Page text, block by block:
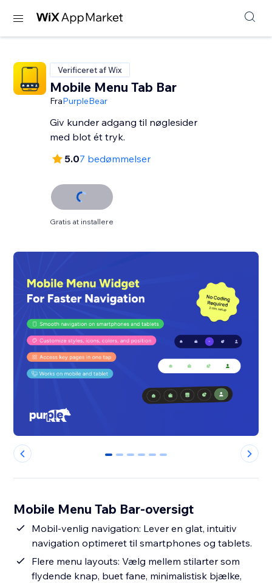
Verificeret af Wix
Mobile Menu Tab Bar
FraPurpleBear
Giv kunder adgang til nøglesider
med blot ét tryk.
5.07 bedømmelser
Gratis at installere
0 1 2 3 4 5
Mobile Menu Tab Bar-oversigt
Mobil-venlig navigation: Lever en glat, intuitiv
navigation optimeret til smartphones og tablets.
Flere menu layouts: Vælg mellem stilarter som
flydende knap, buet fane, minimalistisk bjælke,